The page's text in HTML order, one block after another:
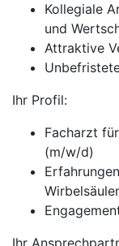
Kollegiale
und
Attraktive
Ihr Profil:
Facharzt
(m/w/d)
Ihr